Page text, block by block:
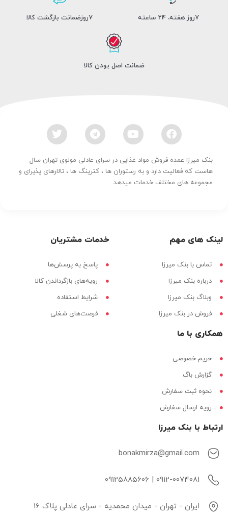
7روز هفته، 24 ساعته 7روزضمانت بازگشت کالا
ضمانت اصل بودن کالا
بنک میرزا عمده فروش مواد غذایی در سرای عادلی مولوی تهران سال
هاست که فعالیت دارد و به رستوران ها ، کترینگ ها ، تالارهای پذیرای و
مجموعه های مختلف خدمات میدهد
لینک های مهم
تماس با بنک میرزا
درباره بنک میرزا
وبلاگ بنک میرزا
فروش در بنک میرزا
خدمات مشتریان
پاسخ به پرسش‌ها
رویه‌های بازگرداندن کالا
شرایط استفاده
فرصت‌های شغلی
همکاری با ما
حریم خصوصی
گزارش باگ
نحوه ثبت سفارش
رویه ارسال سفارش
ارتباط با بنک میرزا
bonakmirza@gmail.com
0912-0074081 | 09125885606
ایران - تهران - میدان محمدیه - سرای عادلی پلاک 16